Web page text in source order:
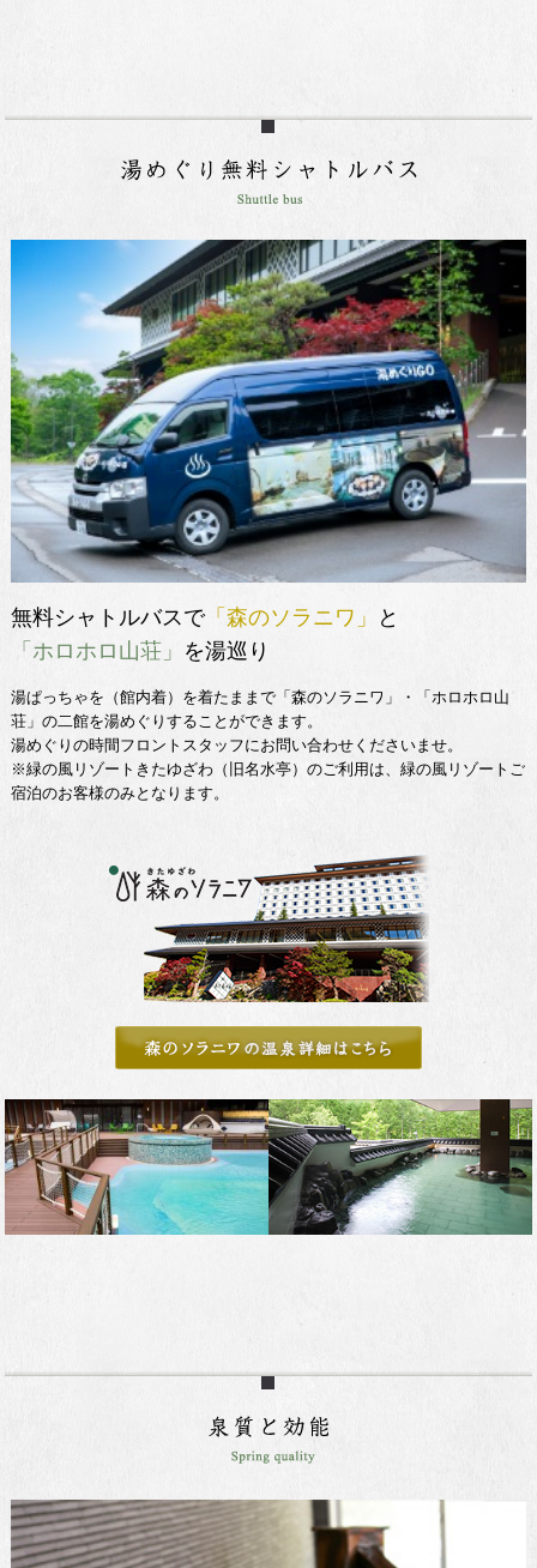
無料シャトルバスで「森のソラニワ」
と
「ホロホロ山荘」 を湯巡り
湯ぱっちゃを（館内着）を着たままで「森のソラニワ」・「ホロホロ山
荘」の二館を湯めぐりすることができます。
湯めぐりの時間フロントスタッフにお問い合わせくださいませ。
※緑の風リゾートきたゆざわ（旧名水亭）のご利用は、緑の風リゾートご
宿泊のお客様のみとなります。